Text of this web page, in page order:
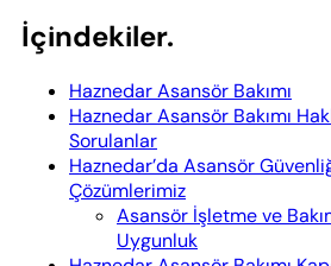
İçindekiler.
Haznedar Asansör Bakımı
Haznedar Asansör Bakımı
Sorulanlar
Haznedar’da Asansör
Çözümlerimiz
Asansör İşletme ve
Uygunluk